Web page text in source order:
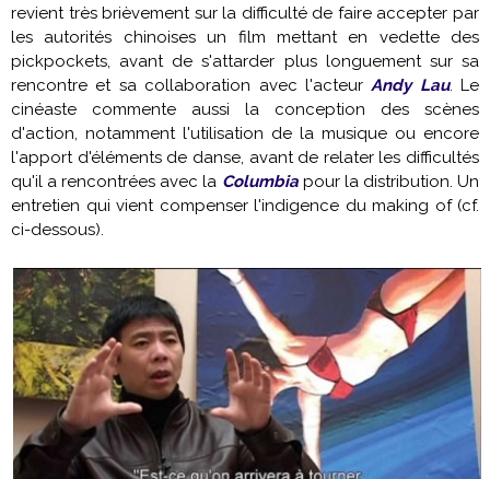
revient très brièvement sur la difficulté de faire accepter par
les autorités chinoises un film mettant en vedette des
pickpockets, avant de s'attarder plus longuement sur sa
rencontre et sa collaboration avec l'acteurAndy Lau. Le
cinéaste commente aussi la conception des scènes
d'action, notamment l'utilisation de la musique ou encore
l'apport d'éléments de danse, avant de relater les difficultés
qu'il a rencontrées avec la Columbiapour la distribution. Un
entretien qui vient compenser l'indigence du making of (cf.
ci-dessous).